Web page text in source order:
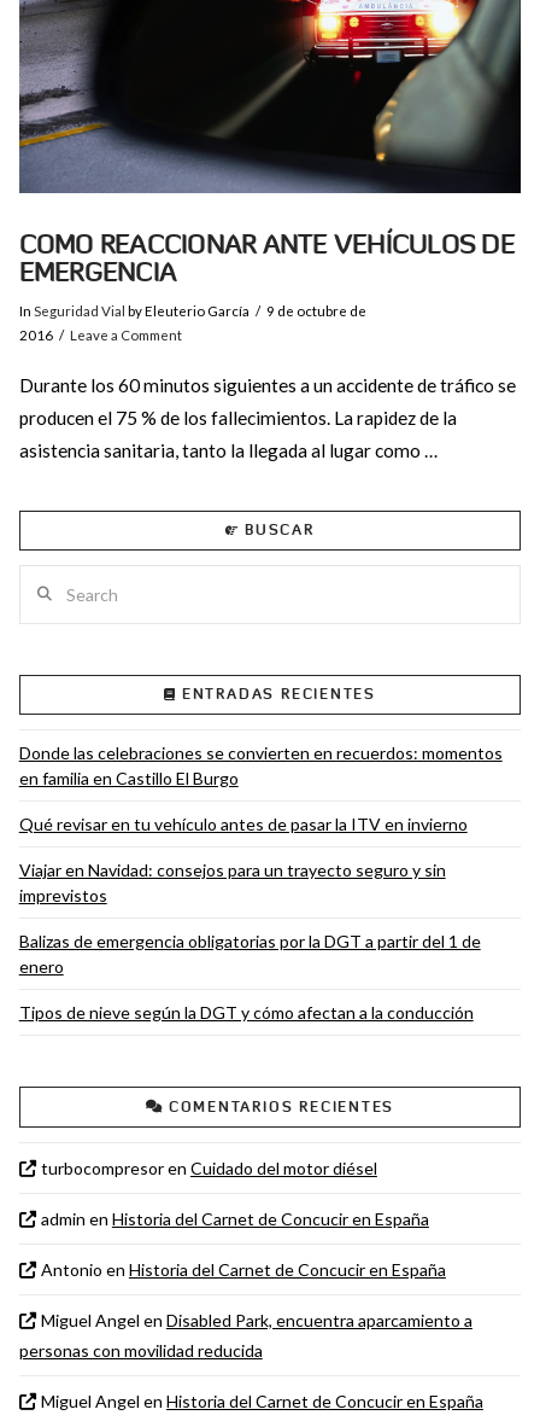
VIEW POST
COMO REACCIONAR ANTE VEHÍCULOS DE
EMERGENCIA
In Seguridad Vial by Eleuterio García
9 de octubre de
2016
Leave a Comment
Durante los 60 minutos siguientes a un accidente de tráfico se
producen el 75 % de los fallecimientos. La rapidez de la
asistencia sanitaria, tanto la llegada al lugar como …
BUSCAR
ENTRADAS RECIENTES
Donde las celebraciones se convierten en recuerdos: momentos
en familia en Castillo El Burgo
Qué revisar en tu vehículo antes de pasar la ITV en invierno
Viajar en Navidad: consejos para un trayecto seguro y sin
imprevistos
Balizas de emergencia obligatorias por la DGT a partir del 1 de
enero
Tipos de nieve según la DGT y cómo afectan a la conducción
COMENTARIOS RECIENTES
turbocompresoren Cuidado del motor diésel
admin en Historia del Carnet de Concucir en España
Antonio en Historia del Carnet de Concucir en España
Miguel Angel en Disabled Park, encuentra aparcamiento a
personas con movilidad reducida
Miguel Angel en Historia del Carnet de Concucir en España